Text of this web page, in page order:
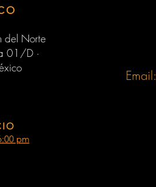
del Norte
01/D ·
Email:
pm